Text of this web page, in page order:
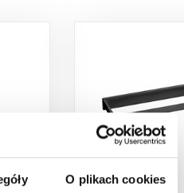
O plikach cookies